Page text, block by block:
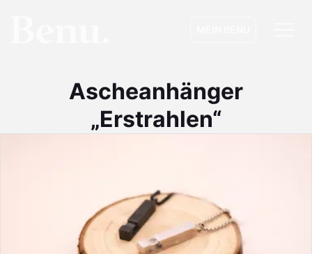
Ascheanhänger
„Erstrahlen“